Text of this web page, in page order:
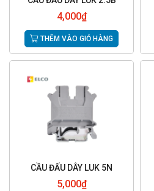
4,000₫
THÊM VÀO GIỎ HÀNG
CẦU ĐẤU DÂY LUK 5N
5,000₫